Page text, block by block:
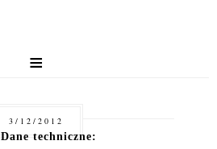
≡
3/12/2012
Dane techniczne: